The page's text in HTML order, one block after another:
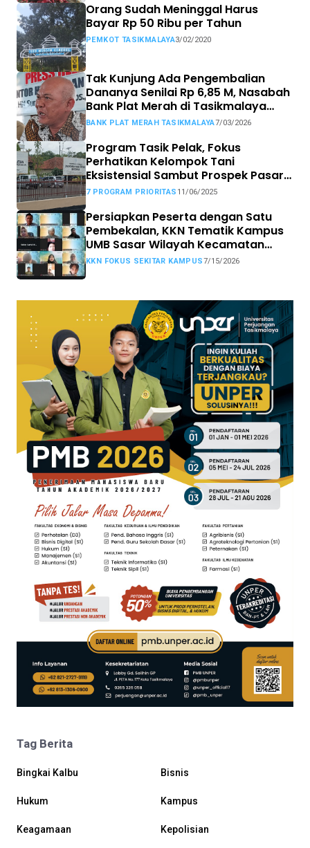
Orang Sudah Meninggal Harus
Bayar Rp 50 Ribu per Tahun
PEMKOT TASIKMALAYA3/02/2020
Tak Kunjung Ada Pengembalian
Dananya Senilai Rp 6,85 M, Nasabah
Bank Plat Merah di Tasikmalaya
Siap Tempuh Jalur Hukum.
BANK PLAT MERAH TASIKMALAYA7/03/2026
Program Tasik Pelak, Fokus
Perhatikan Kelompok Tani
Eksistensial Sambut Prospek Pasar
MBG
7 PROGRAM PRIORITAS 11/06/2025
Persiapkan Peserta dengan Satu
Pembekalan, KKN Tematik Kampus
UMB Sasar Wilayah Kecamatan
Sekitar Kampus
KKN FOKUS SEKITAR KAMPUS7/15/2026
Tag Berita
Bingkai Kalbu Bisnis
Hukum Kampus
Keagamaan Kepolisian